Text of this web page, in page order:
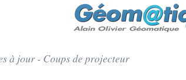
à jour - Coups de projecteur